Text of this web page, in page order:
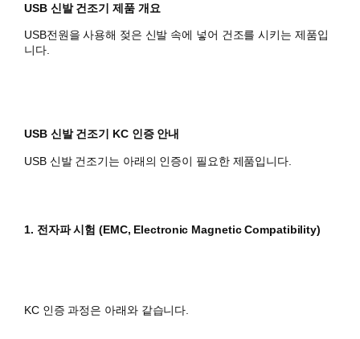
USB 신발 건조기 제품 개요
USB전원을 사용해 젖은 신발 속에 넣어 건조를 시키는 제품입
니다.
USB 신발 건조기 KC 인증 안내
USB 신발 건조기는 아래의 인증이 필요한 제품입니다.
1. 전자파 시험 (EMC, Electronic Magnetic Compatibility)
KC 인증 과정은 아래와 같습니다.